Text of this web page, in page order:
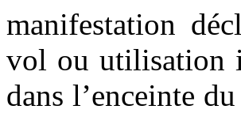
manifestation
vol ou utilisation
dans l’enceinte